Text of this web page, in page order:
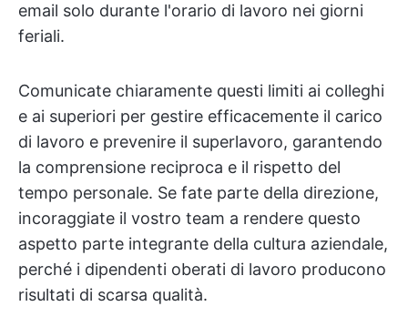
email solo durante l'orario di lavoro nei giorni
feriali.
Comunicate chiaramente questi limiti ai colleghi
e ai superiori per gestire efficacemente il carico
di lavoro e prevenire il superlavoro, garantendo
la comprensione reciproca e il rispetto del
tempo personale. Se fate parte della direzione,
incoraggiate il vostro team a rendere questo
aspetto parte integrante della cultura aziendale,
perché i dipendenti oberati di lavoro producono
risultati di scarsa qualità.